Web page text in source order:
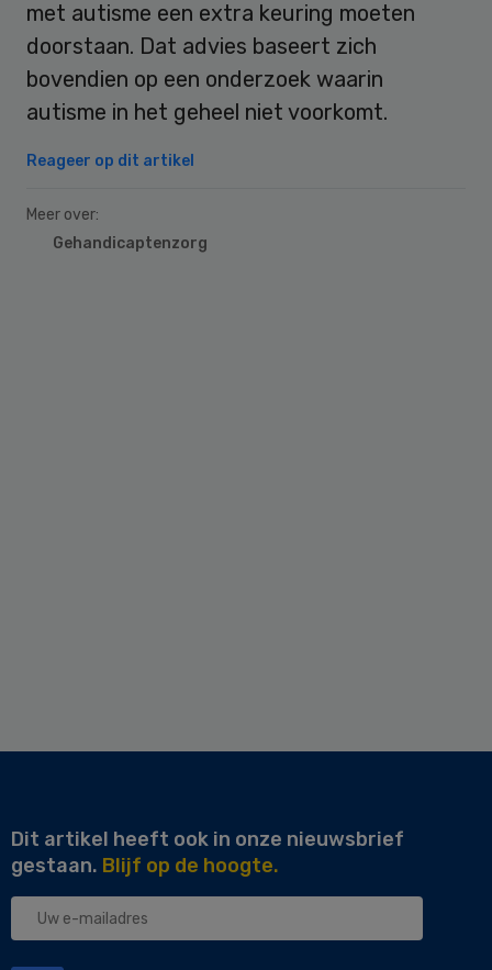
met autisme een extra keuring moeten
doorstaan. Dat advies baseert zich
bovendien op een onderzoek waarin
autisme in het geheel niet voorkomt.
Reageer op dit artikel
Meer over:
Gehandicaptenzorg
Dit artikel heeft ook in onze nieuwsbrief
gestaan. Blijf op de hoogte.
Uw